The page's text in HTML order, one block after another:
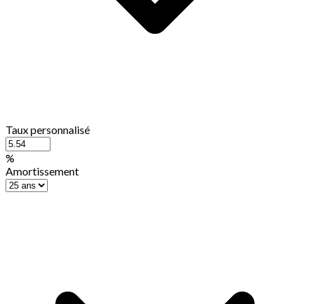
Taux personnalisé
%
Amortissement